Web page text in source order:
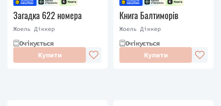
Загадка 622 номера
Жоель Діккер
Очікується
Купити
Книга Балтиморів
Жоель Діккер
Очікується
Купити